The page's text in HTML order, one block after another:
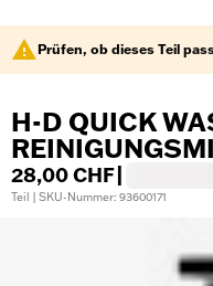
Prüfen, ob dieses Teil
H-D QUICK
28,00 CHF
Teil | SKU-Nummer: 93600171